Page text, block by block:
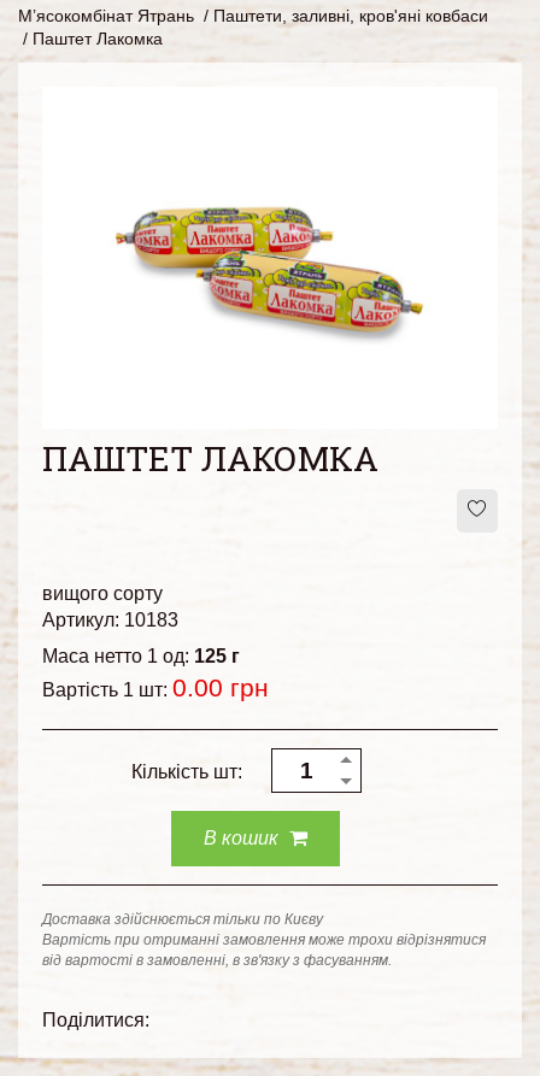
М’ясокомбінат Ятрань / Паштети, заливні, кров'яні ковбаси
/ Паштет Лакомка
ПАШТЕТ ЛАКОМКА
вищого сорту
Артикул: 10183
Маса нетто 1 од: 125 г
Вартість 1 шт: 0.00 грн
Кількість шт:
В кошик
Доставка здійснюється тільки по Києву
Вартість при отриманні замовлення може трохи відрізнятися
від вартості в замовленні, в зв'язку з фасуванням.
Поділитися: